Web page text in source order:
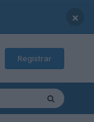
×
Registrar